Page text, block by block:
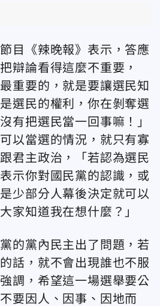
目《辣晚報》表示，答應
辯論看得這麼不重要，
重要的，就是要讓選民知
選民的權利，你在剝奪選
有把選民當一回事嘛！」
以當選的情況，就只有寡
君主政治，「若認為選民
示你對國民黨的認識，或
少部分人幕後決定就可以
家知道我在想什麼？」
的黨內民主出了問題，若
話，就不會出現誰也不服
調，希望這一場選舉要公
要因人、因事、因地而